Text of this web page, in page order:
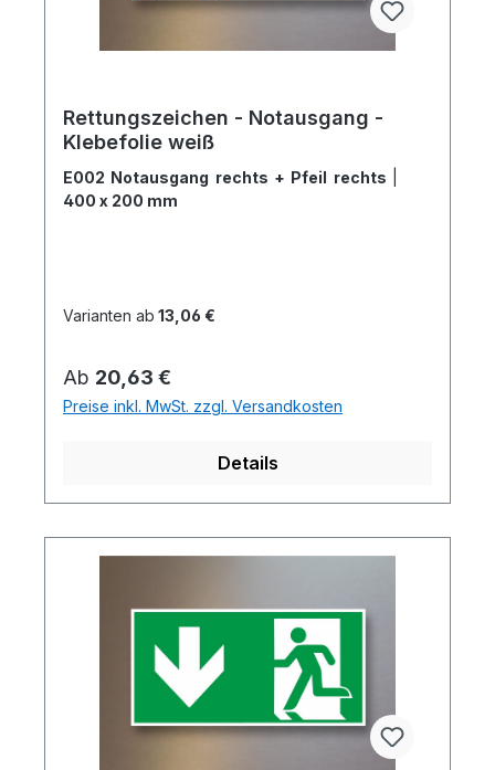
Rettungszeichen - Notausgang -
Klebefolie weiß
E002 Notausgang rechts + Pfeil rechts
400 x 200 mm
Varianten ab 13,06 €
Regulärer Preis:
Ab 20,63 €
Preise inkl. MwSt. zzgl. Versandkosten
Details